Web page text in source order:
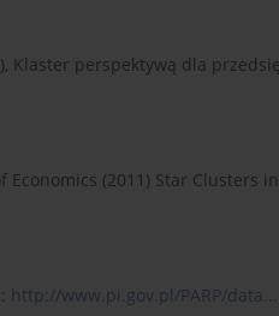
Klaster perspektywą dla
Economics (2011) Star Clusters
http://www.pi.gov.pl/PARP/data...